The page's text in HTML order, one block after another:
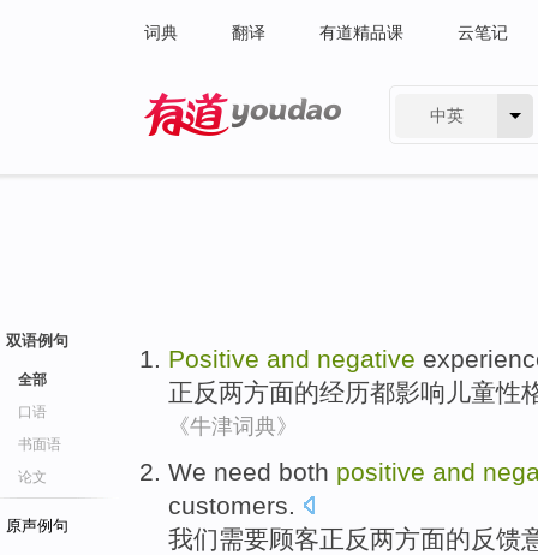
词典 翻译 有道精品课 云笔记
中英
双语例句
全部
口语
书面语
论文
原声例句
Positive and negative
正反两方面的经历都影响 儿童性
《牛津词典》
We need both positive and
customers.
我们需要顾客正反两方面的反馈